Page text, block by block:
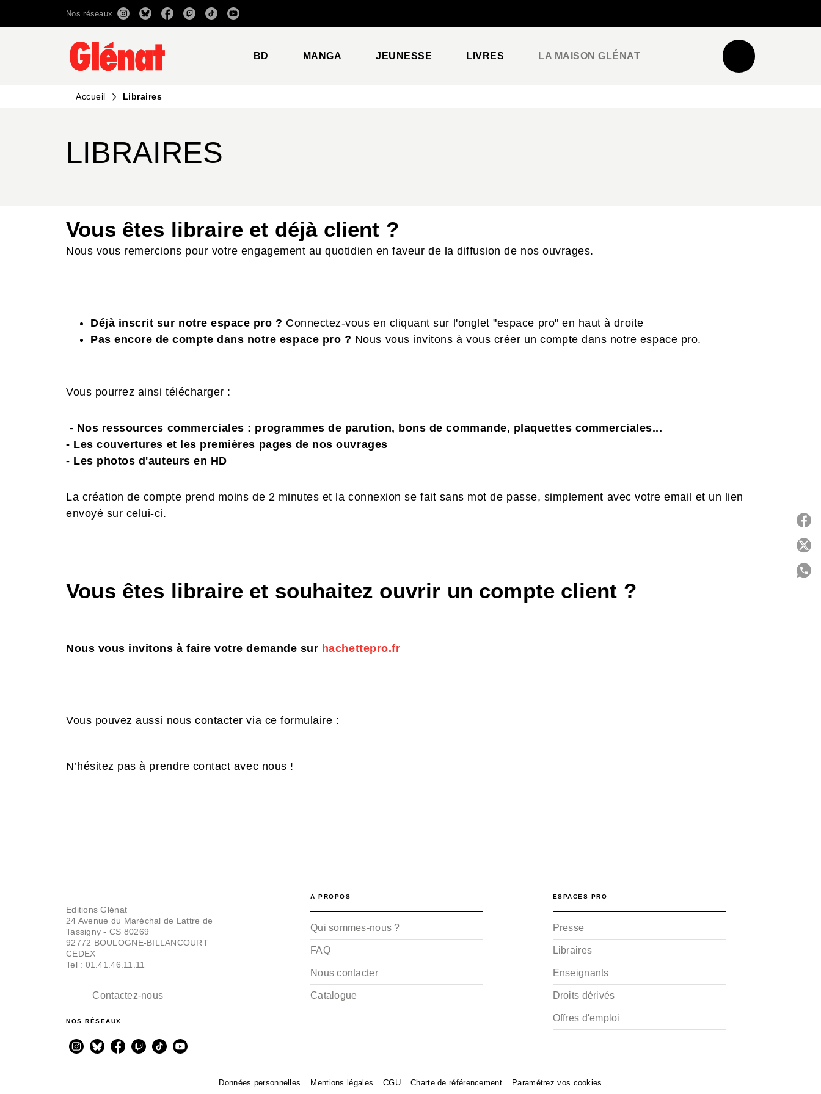
RECHERCHE CONTENU
Nos réseaux
BD MANGA JEUNESSE LIVRES LA MAISON GLÉNAT
Accueil Libraires
LIBRAIRES
Vous êtes libraire et déjà client ?
Nous vous remercions pour votre engagement au quotidien en faveur de la diffusion de nos ouvrages.
Déjà inscrit sur notre espace pro ? Connectez-vous en cliquant sur l'onglet "espace pro" en haut à droite
Pas encore de compte dans notre espace pro ? Nous vous invitons à vous créer un compte dans notre espace pro.
Vous pourrez ainsi télécharger :
- Nos ressources commerciales : programmes de parution, bons de commande, plaquettes commerciales...
- Les couvertures et les premières pages de nos ouvrages
- Les photos d'auteurs en HD
La création de compte prend moins de 2 minutes et la connexion se fait sans mot de passe, simplement avec votre email et un lien
envoyé sur celui-ci.
Vous êtes libraire et souhaitez ouvrir un compte client ?
Nous vous invitons à faire votre demande sur hachettepro.fr
Vous pouvez aussi nous contacter via ce formulaire :
N’hésitez pas à prendre contact avec nous !
Editions Glénat
24 Avenue du Maréchal de Lattre de
Tassigny - CS 80269
92772 BOULOGNE-BILLANCOURT
CEDEX
Tel : 01.41.46.11.11
Contactez-nous
NOS RÉSEAUX
A PROPOS
Qui sommes-nous ?
FAQ
Nous contacter
Catalogue
ESPACES PRO
Presse
Libraires
Enseignants
Droits dérivés
Offres d'emploi
Données personnelles Mentions légales CGU Charte de référencement Paramétrez vos cookies